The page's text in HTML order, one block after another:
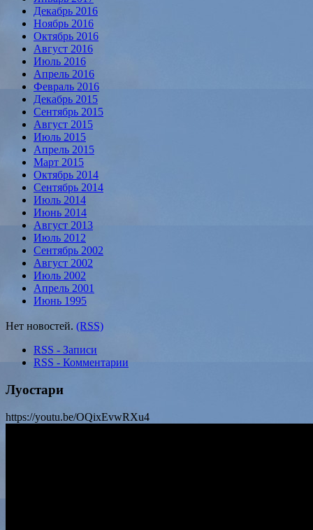
Декабрь 2016
Ноябрь 2016
Октябрь 2016
Август 2016
Июль 2016
Апрель 2016
Февраль 2016
Декабрь 2015
Сентябрь 2015
Август 2015
Июль 2015
Апрель 2015
Март 2015
Октябрь 2014
Сентябрь 2014
Июль 2014
Июнь 2014
Август 2013
Июль 2012
Сентябрь 2002
Август 2002
Июль 2002
Апрель 2001
Июнь 1995
Нет новостей. (RSS)
RSS - Записи
RSS - Комментарии
Луостари
https://youtu.be/OQixEvwRXu4